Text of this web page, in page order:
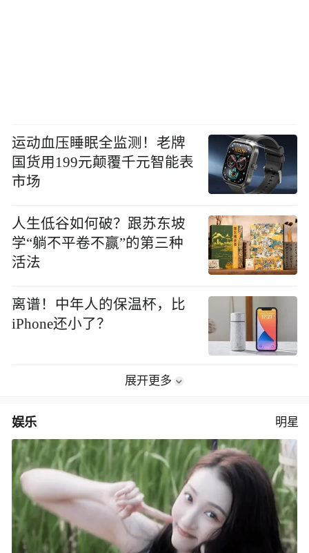
运动血压睡眠全监测！老牌
国货用199元颠覆千元智能表
市场
人生低谷如何破？跟苏东坡
学“躺不平卷不赢”的第三种
活法
离谱！中年人的保温杯，比
iPhone还小了？
展开更多
娱乐 明星